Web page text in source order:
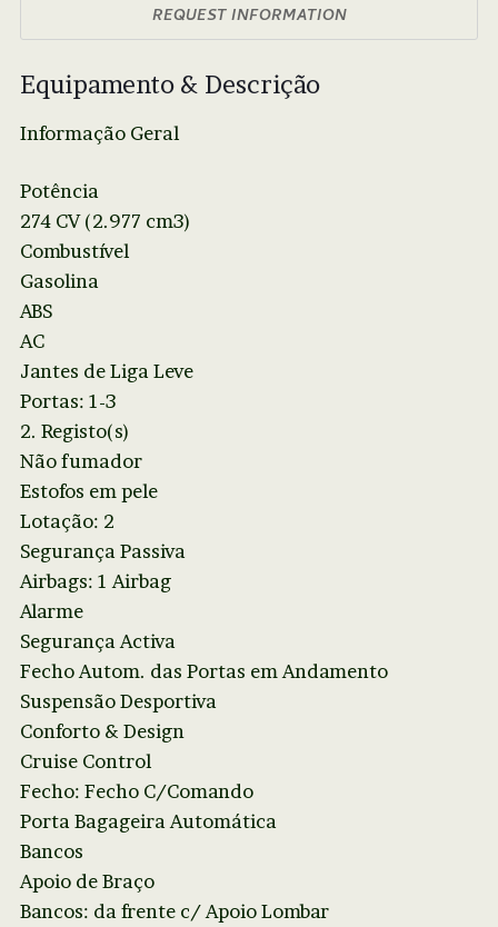
REQUEST INFORMATION
Equipamento & Descrição
Informação Geral
Potência
274 CV (2.977 cm3)
Combustível
Gasolina
ABS
AC
Jantes de Liga Leve
Portas: 1-3
2. Registo(s)
Não fumador
Estofos em pele
Lotação: 2
Segurança Passiva
Airbags: 1 Airbag
Alarme
Segurança Activa
Fecho Autom. das Portas em Andamento
Suspensão Desportiva
Conforto & Design
Cruise Control
Fecho: Fecho C/Comando
Porta Bagageira Automática
Bancos
Apoio de Braço
Bancos: da frente c/ Apoio Lombar